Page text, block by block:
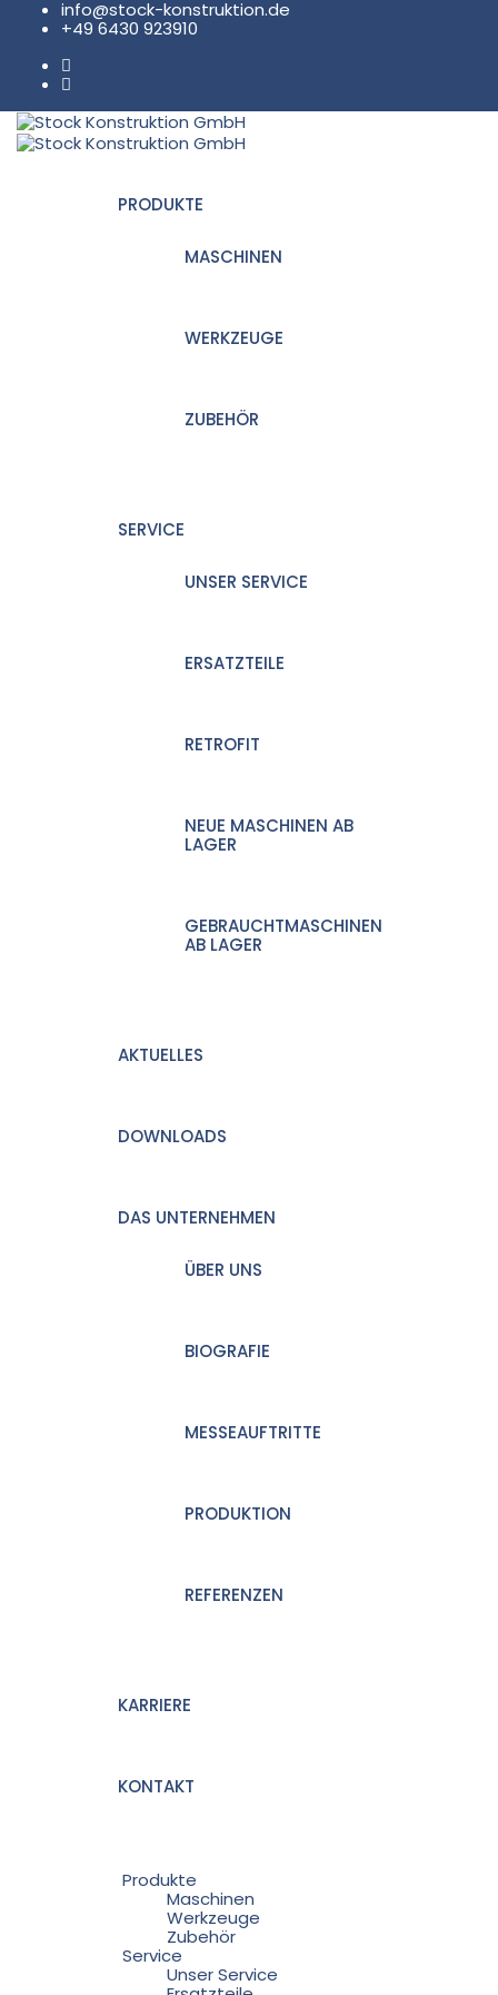
info@stock-konstruktion.de
+49 6430 923910
PRODUKTE
MASCHINEN
WERKZEUGE
ZUBEHÖR
SERVICE
UNSER SERVICE
ERSATZTEILE
RETROFIT
NEUE MASCHINEN AB
LAGER
GEBRAUCHTMASCHINEN
AB LAGER
AKTUELLES
DOWNLOADS
DAS UNTERNEHMEN
ÜBER UNS
BIOGRAFIE
MESSEAUFTRITTE
PRODUKTION
REFERENZEN
KARRIERE
KONTAKT
Produkte
Maschinen
Werkzeuge
Zubehör
Service
Unser Service